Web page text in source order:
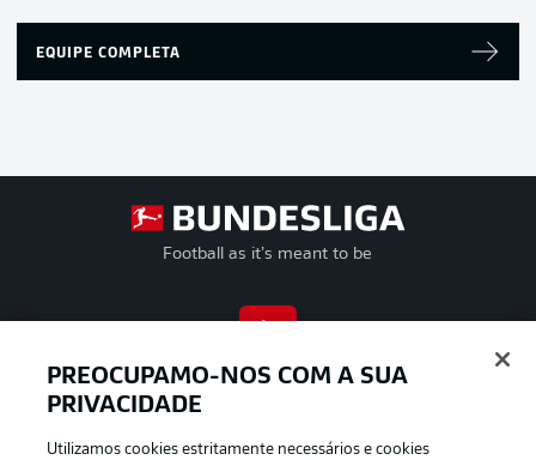
EQUIPE COMPLETA
Football as it’s meant to be
APLICATIVO DA BUNDESLIGA
PREOCUPAMO-NOS COM A SUA
PRIVACIDADE
Utilizamos cookies estritamente necessários e cookies